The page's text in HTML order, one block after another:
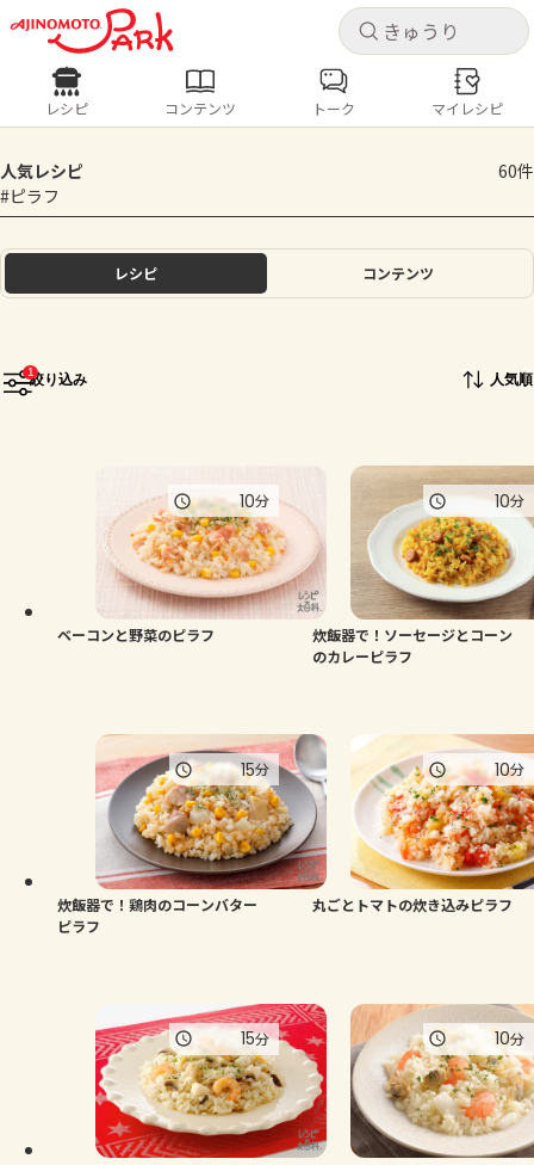
キャ
ログインするとレシピを保存できます
ホーム
よくあるお問い合わせ
お買い物
キャ
レシピ コンテンツ
人気の食材・レシピ
きゅうり とうもろこし
レシピ コンテンツ トーク マイレシピ
人気レシピ
60件
#ピラフ
レシピ コンテンツ
1絞り込み 人気順
ベーコンと野菜のピラフ
10分
炊飯器で！ソーセージとコーン
のカレーピラフ
10分
炊飯器で！鶏肉のコーンバター
ピラフ
15分
丸ごとトマトの炊き込みピラフ
10分
15分 10分